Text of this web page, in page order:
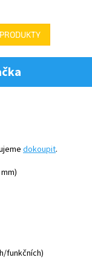
dokoupit.
funkčních)